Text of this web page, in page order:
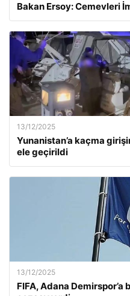
Bakan Ersoy: Cemevleri
13/12/2025
Yunanistan’a kaçma
ele geçirildi
13/12/2025
FIFA, Adana